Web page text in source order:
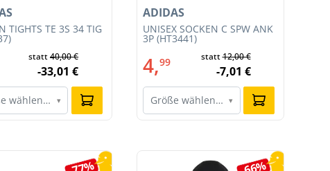
TIGHTS TE 3S 34 TIG
statt40,00 €
-33,01 €
wählen… ▾
UNISEX SOCKEN C SPW ANK
3P (HT3441)
ADIDAS
4,99 statt12,00 €
-7,01 €
Größe wählen… ▾